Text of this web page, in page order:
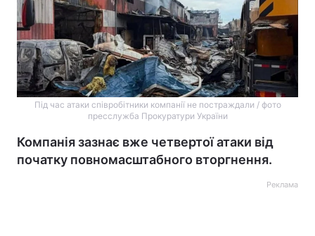
Під час атаки співробітники компанії не постраждали / фото
пресслужба Прокуратури України
Компанія зазнає вже четвертої атаки від
початку повномасштабного вторгнення.
Реклама